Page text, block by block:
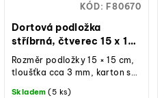
Dortová podložka
stříbrná, čtverec 15 x 15
cm, výška 3 mm
Skladem (5 ks)
Rozměr podložky 15 × 15 cm,
tloušťka cca 3 mm, karton se
KÓD: F80670